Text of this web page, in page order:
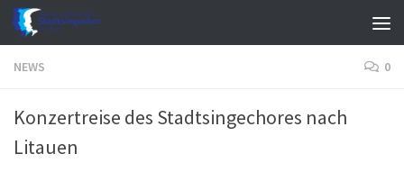
Zum Inhalt springen
NEWS 0
Konzertreise des Stadtsingechores nach
Litauen